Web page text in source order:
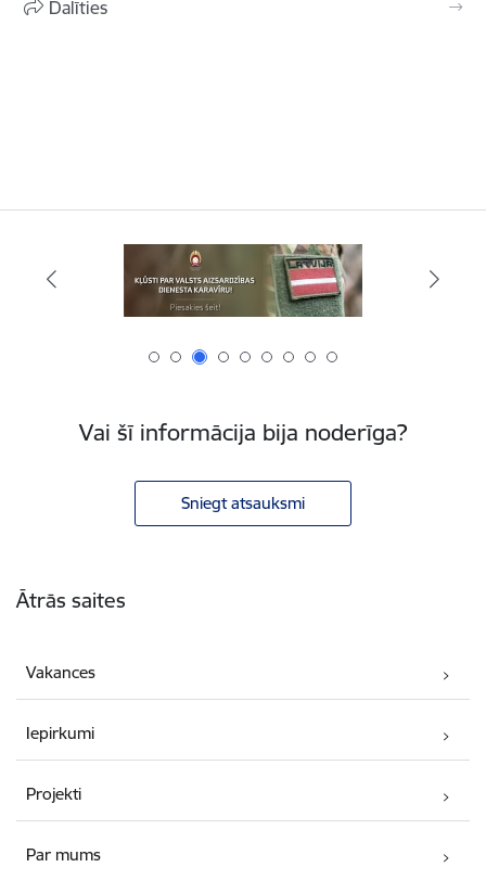
Dalīties
Vai šī informācija bija noderīga?
Sniegt atsauksmi
Ātrās saites
Vakances
Iepirkumi
Projekti
Par mums